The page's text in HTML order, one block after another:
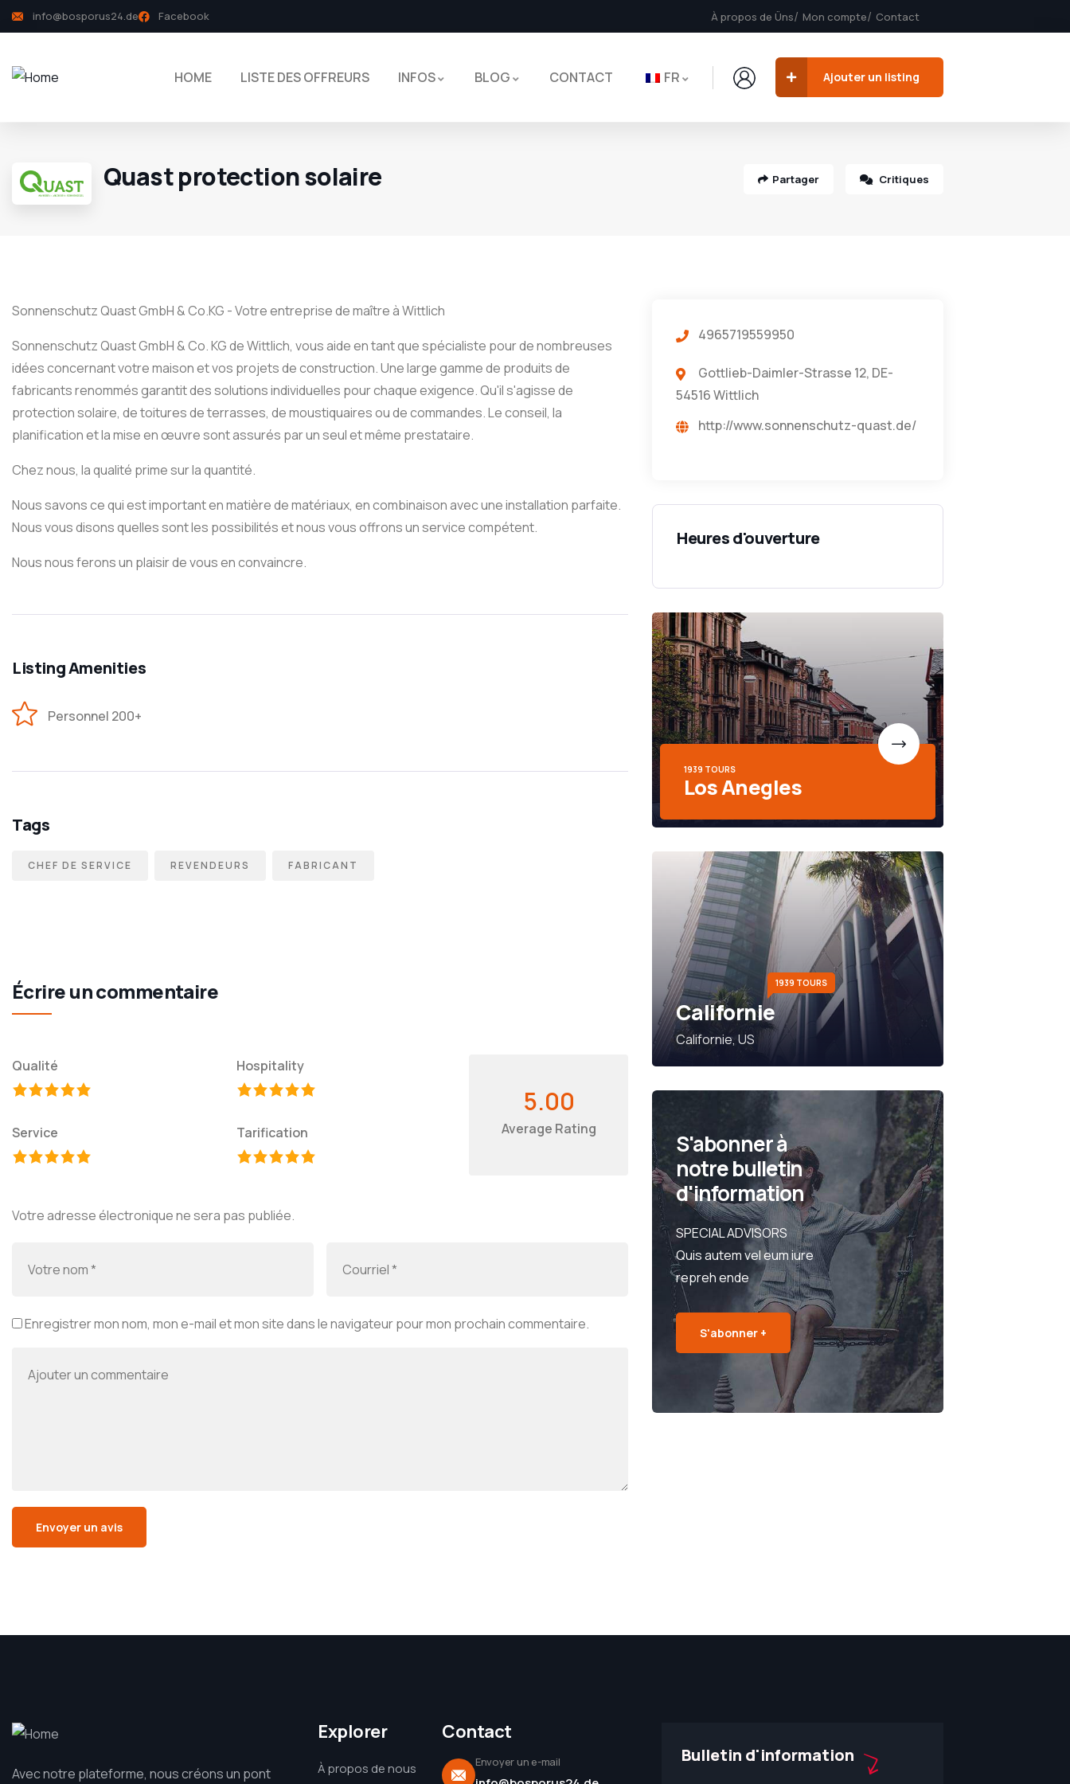
info@bosporus24.de Facebook À propos de Üns Mon compte Contact
HOME LISTE DES OFFREURS INFOS BLOG CONTACT FR Ajouter un listing
Quast protection solaire Partager Critiques
Sonnenschutz Quast GmbH & Co.KG - Votre entreprise de maître à Wittlich
Sonnenschutz Quast GmbH & Co. KG de Wittlich, vous aide en tant que spécialiste pour de nombreuses
idées concernant votre maison et vos projets de construction. Une large gamme de produits de
fabricants renommés garantit des solutions individuelles pour chaque exigence. Qu'il s'agisse de
protection solaire, de toitures de terrasses, de moustiquaires ou de commandes. Le conseil, la
planification et la mise en œuvre sont assurés par un seul et même prestataire.
Chez nous, la qualité prime sur la quantité.
Nous savons ce qui est important en matière de matériaux, en combinaison avec une installation parfaite.
Nous vous disons quelles sont les possibilités et nous vous offrons un service compétent.
Nous nous ferons un plaisir de vous en convaincre.
Listing Amenities
Personnel 200+
Tags
CHEF DE SERVICE REVENDEURS FABRICANT
Écrire un commentaire
Qualité Hospitality
Service Tarification
5.00
Average Rating
Votre adresse électronique ne sera pas publiée.
Enregistrer mon nom, mon e-mail et mon site dans le navigateur pour mon prochain commentaire.
4965719559950
Gottlieb-Daimler-Strasse 12, DE-
54516 Wittlich
http://www.sonnenschutz-quast.de/
Heures d'ouverture
1939 TOURS
Los Anegles
1939 TOURS
Californie
Californie, US
S'abonner à
notre bulletin
d'information
SPECIAL ADVISORS
Quis autem vel eum iure
repreh ende
S'abonner +
Avec notre plateforme, nous créons un pont
Explorer
À propos de nous
Contact
Envoyer un e-mail Bulletin d'information